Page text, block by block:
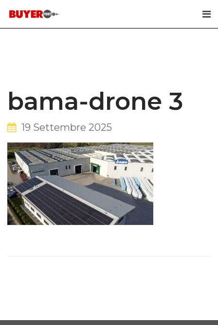
to
bama-drone 3
19 Settembre 2025